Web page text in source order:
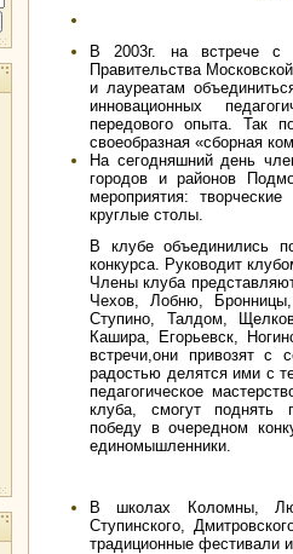
В 2003г. на встрече с
Правительства
и лауреатам
инновационных
передового опыта. Так
своеобразная «сборная
На сегодняшний день
городов и районов
мероприятия:
круглые столы.
В клубе объединились
конкурса. Руководит
Члены клуба
Чехов, Лобню,
Ступино, Талдом,
Кашира, Егорьевск,
встречи,они привозят с
радостью делятся ими с
педагогическое
клуба, смогут поднять
победу в очередном
единомышленники.
В школах Коломны,
Ступинского,
традиционные фестивали